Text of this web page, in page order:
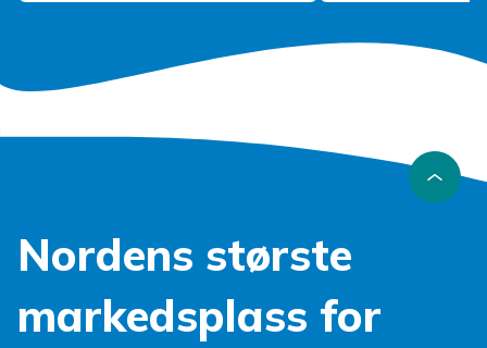
beste servicen. Hvis du finner noen problemer etter å
ha mottatt produktet, som skader, feil mengde osv.,
beste løsningen!/EA/
Produktsikkerhetsinformasjon
Nordens største
markedsplass for